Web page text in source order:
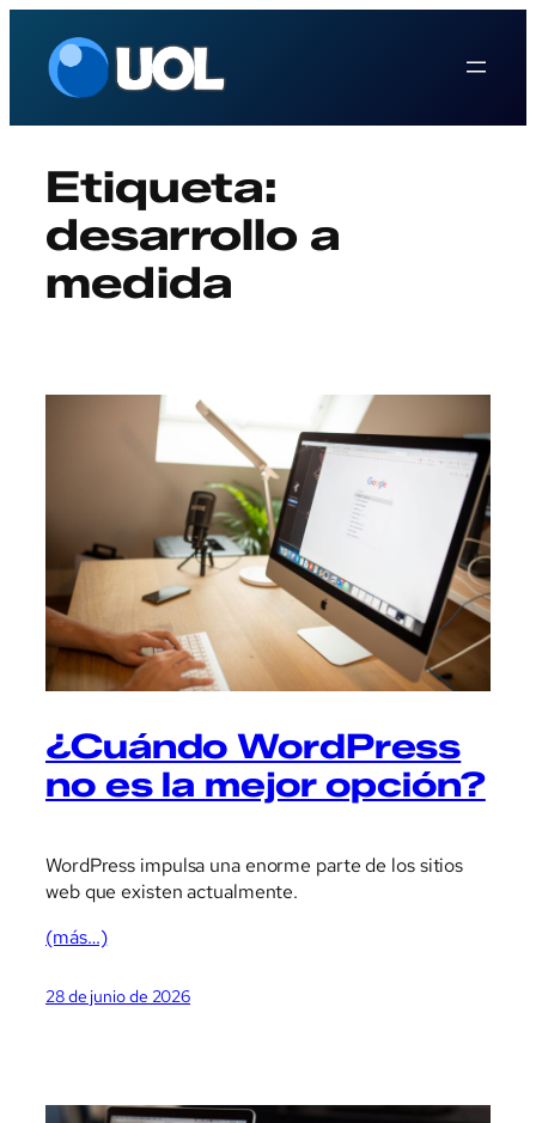
contenido
Etiqueta:
desarrollo a
medida
¿Cuándo WordPress
no es la mejor opción?
WordPress impulsa una enorme parte de los sitios
web que existen actualmente.
(más…)
28 de junio de 2026